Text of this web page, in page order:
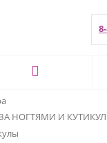
ЗА НОГТЯМИ И